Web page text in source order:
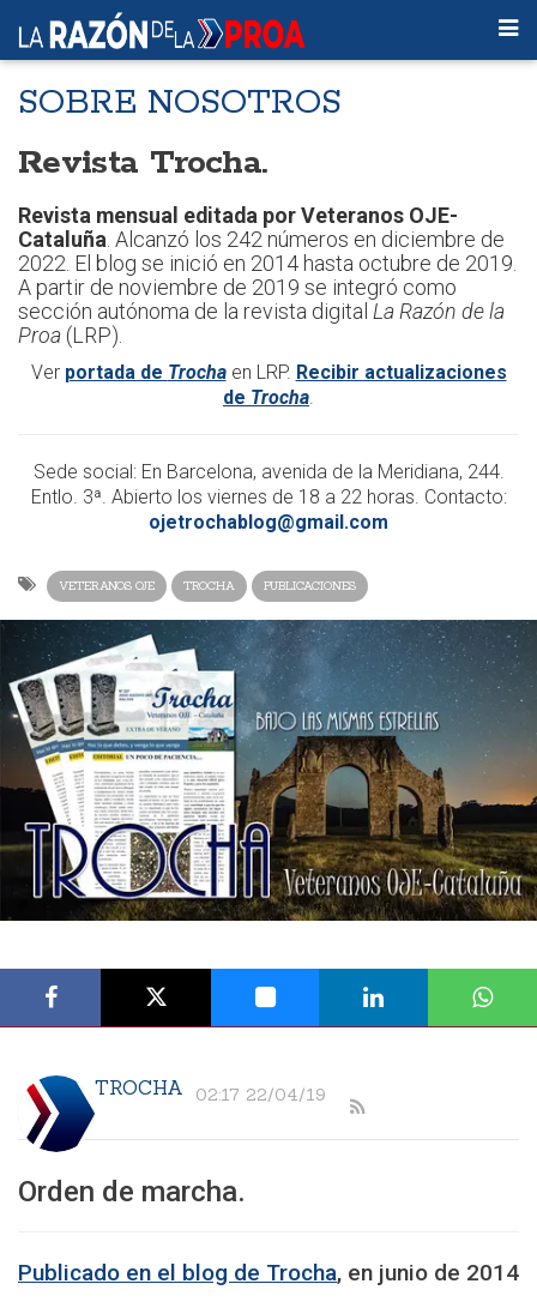
SOBRE NOSOTROS
Revista Trocha.
Revista mensual editada por Veteranos OJE-
Cataluña . Alcanzó los 242 números en diciembre de
2022. El blog se inició en 2014 hasta octubre de 2019.
A partir de noviembre de 2019 se integró como
sección autónoma de la revista digital La Razón de la
Proa (LRP).
Ver portada de Trocha en LRP. Recibir actualizaciones
de Trocha.
Sede social: En Barcelona, avenida de la Meridiana, 244.
Entlo. 3ª. Abierto los viernes de 18 a 22 horas. Contacto:
ojetrochablog@gmail.com
VETERANOS OJE TROCHA PUBLICACIONES
TROCHA 02:17 22/04/19
Orden de marcha.
Publicado en el blog de Trocha, en junio de 2014